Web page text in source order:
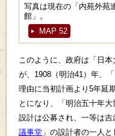
写真は現在の「内苑外苑
館」。
MAP 52
このように、政府は「日
が、1908（明治41）年、
理由に当初計画より5年延
とになり、「明治五十年
設計は公募され、一等は
議事堂 」の設計者の一人